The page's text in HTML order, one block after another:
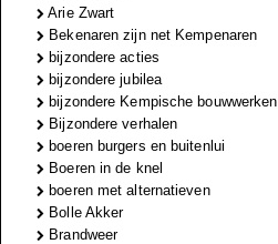
Arie Zwart
Bekenaren zijn net Kempenaren
bijzondere acties
bijzondere jubilea
bijzondere Kempische bouwwerken
Bijzondere verhalen
boeren burgers en buitenlui
Boeren in de knel
boeren met alternatieven
Bolle Akker
Brandweer